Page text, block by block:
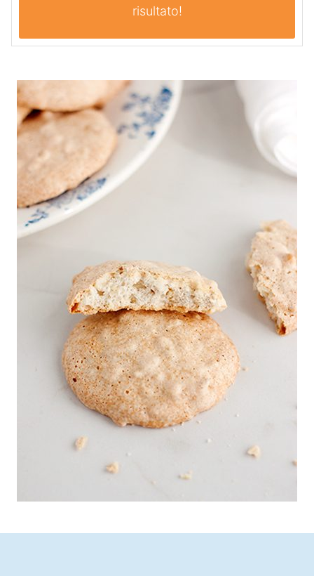
risultato!